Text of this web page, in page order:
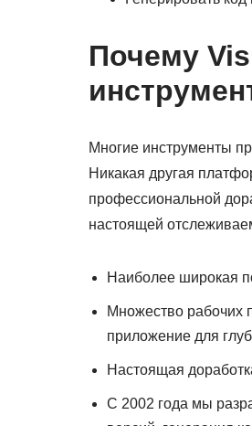
Почему
Многие инструменты
Никакая другая
профессиональной
настоящей
Наиболее широкая
Множество рабочих
приложение для
Настоящая
С 2002 года мы